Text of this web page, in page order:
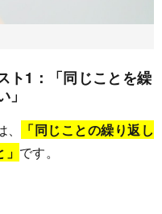
ト1：「同じことを繰
「同じことの繰り返し
です。